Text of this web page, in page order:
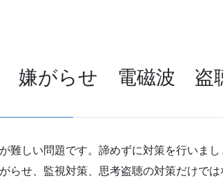
嫌がらせ 電磁波
難しい問題です。諦めずに対策を行いまし
らせ、監視対策、思考盗聴の対策だけでは